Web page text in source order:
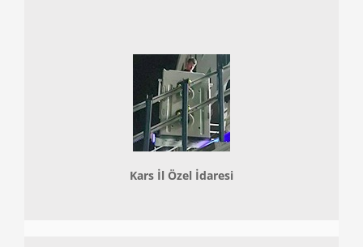
Kars İl Özel İdaresi